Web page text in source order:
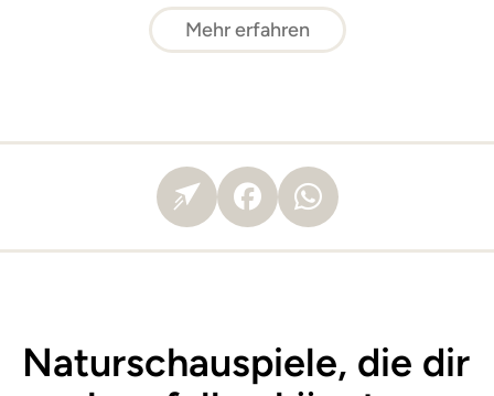
Mehr erfahren
Naturschauspiele, die dir